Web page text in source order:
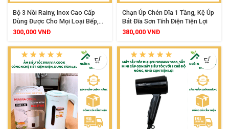
Bộ 3 Nồi Rainy, Inox Cao Cấp
Dùng Được Cho Mọi Loại Bếp,
Thành Cao Dày Đẹp
300,000 VNĐ
Chạn Úp Chén Dĩa 1 Tầng, Kệ Úp
Bát Đĩa Sơn Tĩnh Điện Tiện Lợi
380,000 VNĐ